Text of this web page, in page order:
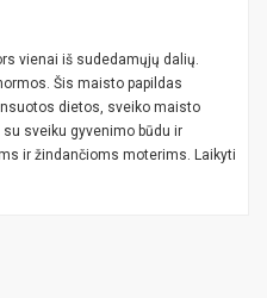
vienai iš sudedamųjų dalių.
Šis maisto papildas
dietos, sveiko maisto
sveiku gyvenimo būdu ir
ir žindančioms moterims. Laikyti